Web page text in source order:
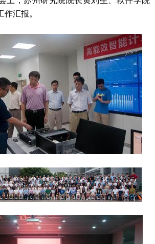
汇报。